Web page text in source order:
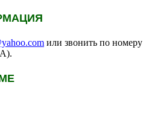
или звонить по номеру